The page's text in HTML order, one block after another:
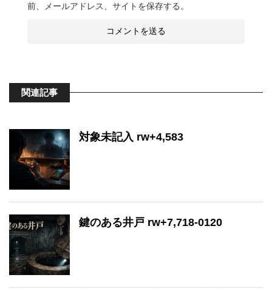
前、メールアドレス、サイトを保存する。
関連記事
対象未記入 rw+4,583
鍵のある井戸 rw+7,718-0120